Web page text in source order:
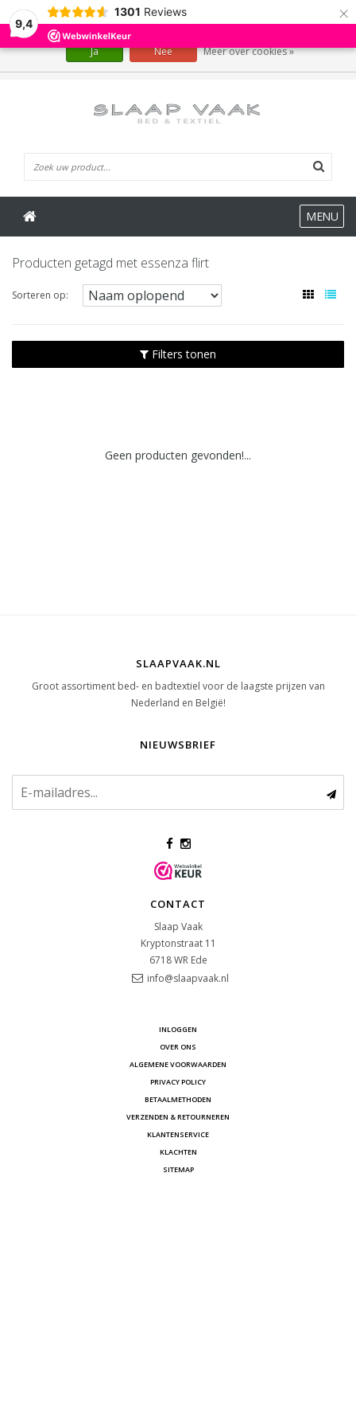
9,4
1301 Reviews ×
MENU
Producten getagd met essenza flirt
Sorteren op:
Filters tonen
Geen producten gevonden!...
SLAAPVAAK.NL
Groot assortiment bed- en badtextiel voor de laagste prijzen van
Nederland en België!
NIEUWSBRIEF
CONTACT
Slaap Vaak
Kryptonstraat 11
6718 WR Ede
info@slaapvaak.nl
INLOGGEN
OVER ONS
ALGEMENE VOORWAARDEN
PRIVACY POLICY
BETAALMETHODEN
VERZENDEN & RETOURNEREN
KLANTENSERVICE
KLACHTEN
SITEMAP
Wij slaan cookies op om onze website te verbeteren. Is dat akkoord?
Ja Nee Meer over cookies »